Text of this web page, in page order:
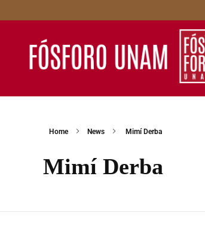
Home News Mimí Derba
Mimí Derba